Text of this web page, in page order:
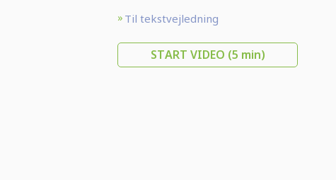
Til tekstvejledning
START VIDEO (5 min)